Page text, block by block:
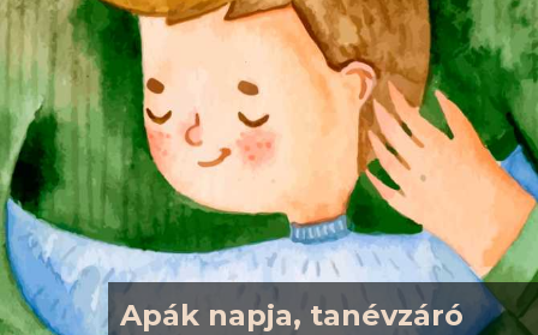
közösségünk építéséről szólna.
Gyertek el, gondolkodjunk együtt a
jövőnkről, és töltsünk el egy délutánt
testvéri közösségben! Süteményt,
gyümölcsöt, jókedvet örömmel
fogadunk!
Apák napja, tanévzáró